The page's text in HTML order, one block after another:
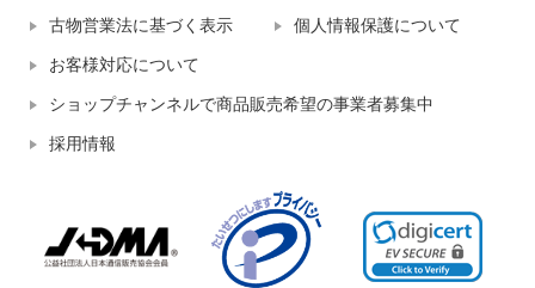
古物営業法に基づく表示 個人情報保護について
お客様対応について
ショップチャンネルで商品販売希望の事業者募集中
採用情報